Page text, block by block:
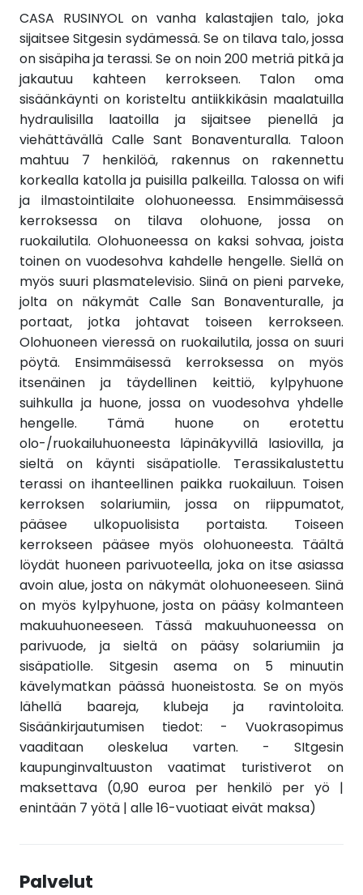
CASA RUSINYOL on vanha kalastajien talo, joka
sijaitsee Sitgesin sydämessä. Se on tilava talo, jossa
on sisäpiha ja terassi. Se on noin 200 metriä pitkä ja
jakautuu kahteen kerrokseen. Talon oma
sisäänkäynti on koristeltu antiikkikäsin maalatuilla
hydraulisilla laatoilla ja sijaitsee pienellä ja
viehättävällä Calle Sant Bonaventuralla. Taloon
mahtuu 7 henkilöä, rakennus on rakennettu
korkealla katolla ja puisilla palkeilla. Talossa on wifi
ja ilmastointilaite olohuoneessa. Ensimmäisessä
kerroksessa on tilava olohuone, jossa on
ruokailutila. Olohuoneessa on kaksi sohvaa, joista
toinen on vuodesohva kahdelle hengelle. Siellä on
myös suuri plasmatelevisio. Siinä on pieni parveke,
jolta on näkymät Calle San Bonaventuralle, ja
portaat, jotka johtavat toiseen kerrokseen.
Olohuoneen vieressä on ruokailutila, jossa on suuri
pöytä. Ensimmäisessä kerroksessa on myös
itsenäinen ja täydellinen keittiö, kylpyhuone
suihkulla ja huone, jossa on vuodesohva yhdelle
hengelle. Tämä huone on erotettu
olo-/ruokailuhuoneesta läpinäkyvillä lasiovilla, ja
sieltä on käynti sisäpatiolle. Terassikalustettu
terassi on ihanteellinen paikka ruokailuun. Toisen
kerroksen solariumiin, jossa on riippumatot,
pääsee ulkopuolisista portaista. Toiseen
kerrokseen pääsee myös olohuoneesta. Täältä
löydät huoneen parivuoteella, joka on itse asiassa
avoin alue, josta on näkymät olohuoneeseen. Siinä
on myös kylpyhuone, josta on pääsy kolmanteen
makuuhuoneeseen. Tässä makuuhuoneessa on
parivuode, ja sieltä on pääsy solariumiin ja
sisäpatiolle. Sitgesin asema on 5 minuutin
kävelymatkan päässä huoneistosta. Se on myös
lähellä baareja, klubeja ja ravintoloita.
Sisäänkirjautumisen tiedot: - Vuokrasopimus
vaaditaan oleskelua varten. - SItgesin
kaupunginvaltuuston vaatimat turistiverot on
maksettava (0,90 euroa per henkilö per yö |
enintään 7 yötä | alle 16-vuotiaat eivät maksa)
Palvelut